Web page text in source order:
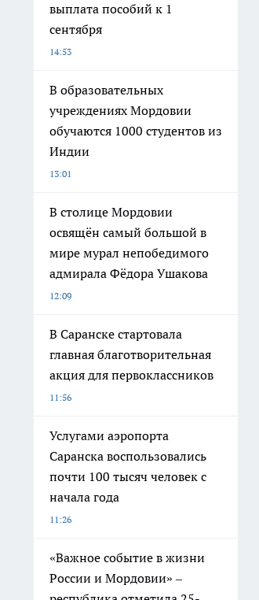
выплата пособий к 1
сентября
14:53
В образовательных
учреждениях Мордовии
обучаются 1000 студентов из
Индии
13:01
В столице Мордовии
освящён самый большой в
мире мурал непобедимого
адмирала Фёдора Ушакова
12:09
В Саранске стартовала
главная благотворительная
акция для первоклассников
11:56
Услугами аэропорта
Саранска воспользовались
почти 100 тысяч человек с
начала года
11:26
«Важное событие в жизни
России и Мордовии» –